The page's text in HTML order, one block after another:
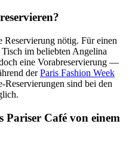
Reservierung nötig. Für einen
im beliebten Angelina
eine Vorabreservierung —
derParis Fashion Week
Reservierungen sind bei den
Pariser Café von einem